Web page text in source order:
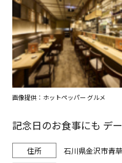
記念日のお食事にも デ
石川県金沢市青
画像提供：ホットペッパー グルメ